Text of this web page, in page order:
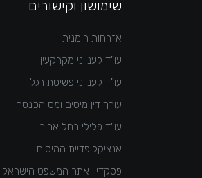
שימושון וקישורים
אזרחות רומנית
עו"ד לענייני מקרקעין
עו"ד לענייני פשיטת רגל
עורך דין מיסים ומס הכנסה
עו"ד פלילי בתל אביב
אנציקלופדיית המיסים
פסקדין: אתר המשפט הישראלי